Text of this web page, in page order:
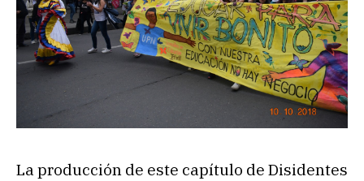
La producción de este capítulo de Disidentes